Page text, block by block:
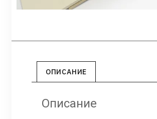
ОПИСАНИЕ
Описание